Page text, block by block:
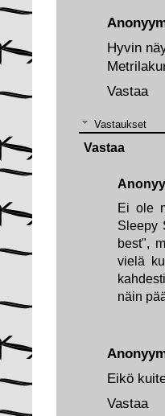
Eikö
Vastaa
Hyvin
Vastaa
Vastaukset
Ei ole
Sleepy
best",
vielä
näin
Vastaa